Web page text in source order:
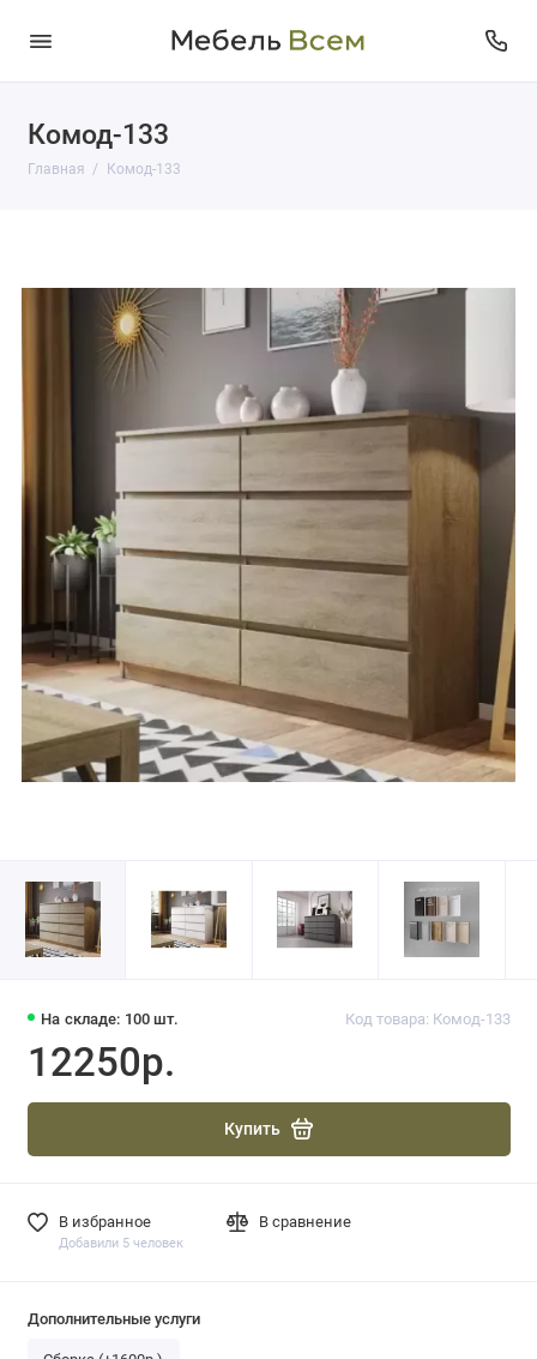
Комод-133
Главная Комод-133
На складе: 100 шт. Код товара: Комод-133
12250р.
Купить
В избранное
Добавили 5 человек
В сравнение
Дополнительные услуги